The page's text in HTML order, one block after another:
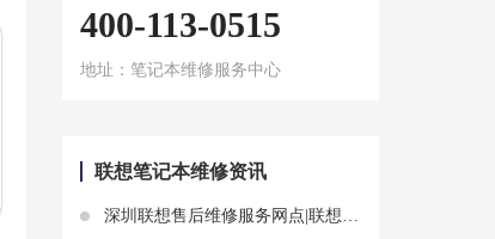
400-113-0515
地址：笔记本维修服务中心
联想笔记本维修资讯
深圳联想售后维修服务网点|联想笔记本摄像头黑屏恢复正常的几种方法